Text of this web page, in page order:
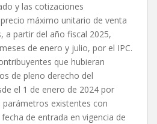
y las cotizaciones
máximo unitario de venta
a partir del año fiscal 2025,
de enero y julio, por el IPC.
que hubieran
de pleno derecho del
el 1 de enero de 2024 por
parámetros existentes con
de entrada en vigencia de